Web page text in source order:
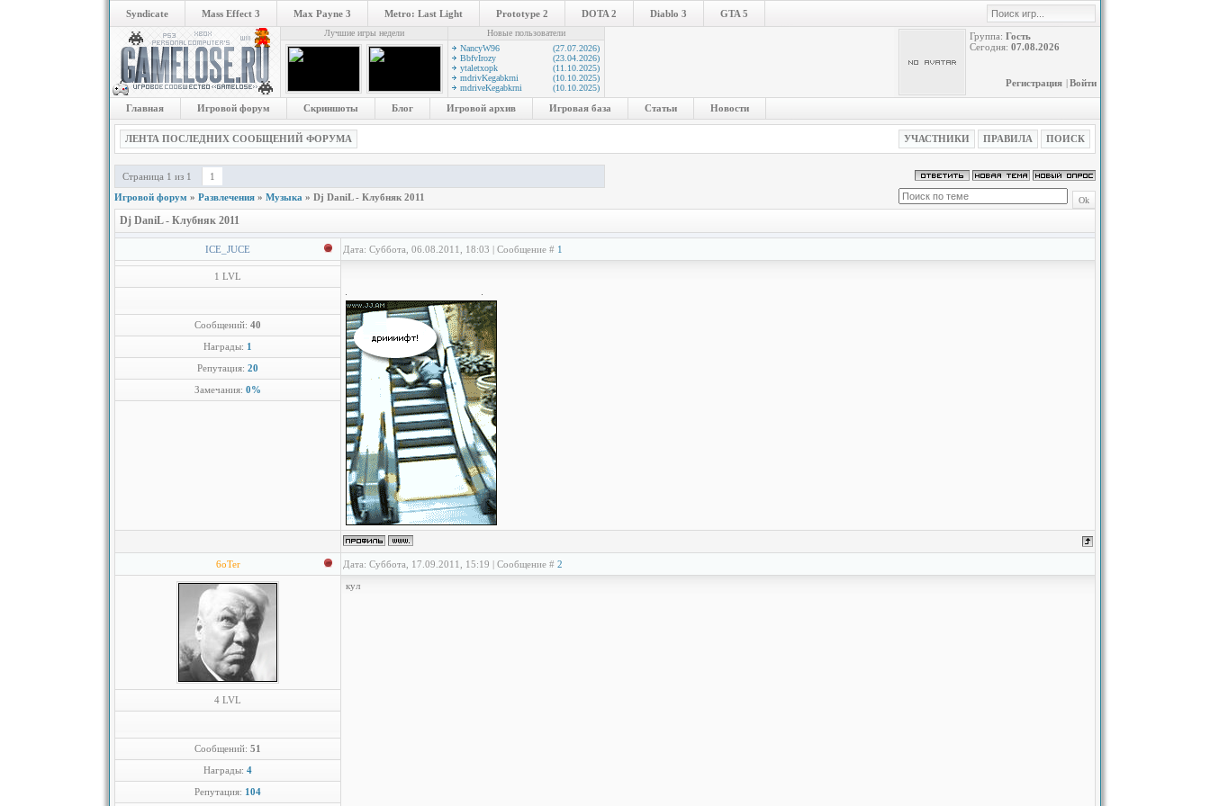
Syndicate Mass Effect 3 Max Payne 3 Metro: Last Light Prototype 2 DOTA 2 Diablo 3 GTA 5
Лучшие игры недели
Новые пользователи
NancyW96
(27.07.2026)
BbfvIrozy
(23.04.2026)
ytaletxopk
(11.10.2025)
mdrivKegabkrni
(10.10.2025)
mdriveKegabkrni
(10.10.2025)
Группа: Гость
Сегодня: 07.08.2026
Войти
|
Регистрация
Главная Игровой форум Скриншоты Блог Игровой архив Игровая база Статьи Новости
ЛЕНТА ПОСЛЕДНИХ СООБЩЕНИЙ ФОРУМА УЧАСТНИКИ ПРАВИЛА ПОИСК
Страница 1 из 1
1
Игровой форум » Развлечения » Музыка » Dj DaniL - Клубняк 2011
Dj DaniL - Клубняк 2011
ICE_JUCE Дата: Суббота, 06.08.2011, 18:03 | Сообщение # 1
1 LVL
Сообщений: 40
Награды: 1
Репутация: 20
Замечания: 0%
6oTer Дата: Суббота, 17.09.2011, 15:19 | Сообщение # 2
4 LVL
Сообщений: 51
Награды: 4
Репутация: 104
кул